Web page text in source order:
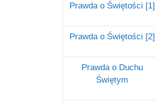
Prawda o Świętości [1]
Prawda o Świętości [2]
Prawda o Duchu
Świętym